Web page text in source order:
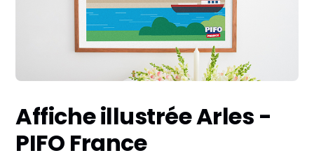
Affiche illustrée Arles -
PIFO France